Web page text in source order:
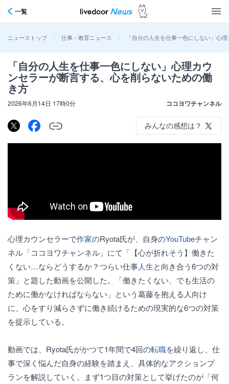
一覧
ニューストップ > 仕事・教育ニュース > 「自分の人生を仕事一色にしない」心
「自分の人生を仕事一色にしない」心理カウ
ンセラーが断言する、心を削らないための働
き方
2026年6月14日 17時0分 ココヨワチャンネル
みんなの感想は？
心理カウンセラーで作家のRyota氏が、自身のYouTubeチャン
ネル「ココヨワチャンネル」にて「【心が折れそう】働きた
くない…ならどうするか？つらい仕事人生と向き合う6つの対
策」と題した動画を公開した。「働きたくない、でも生活の
ために働かなければならない」という葛藤を抱える人向け
に、心をすり減らさずに働き続けるための現実的な6つの対策
を提示している。
動画では、Ryota氏がかつて1年間で4回の転職を繰り返し、仕
事で深く悩んだ自身の経験を踏まえ、具体的なアクションプ
ランを解説していく。まず1つ目の対策として挙げたのが「何